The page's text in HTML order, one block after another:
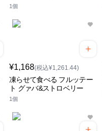
1個
¥1,168(税込¥1,261.44)
凍らせて食べる フルッテー
ト グァバ&ストロベリー
1個